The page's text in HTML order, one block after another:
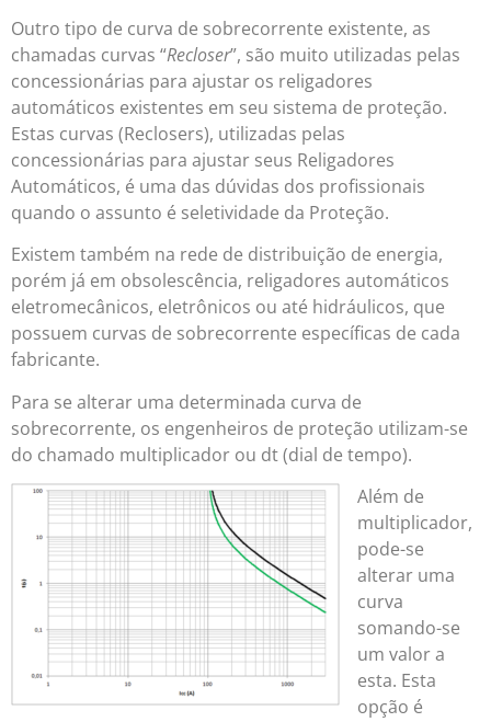
Outro tipo de curva de sobrecorrente existente, as
chamadas curvas “Recloser”, são muito utilizadas pelas
concessionárias para ajustar os religadores
automáticos existentes em seu sistema de proteção.
Estas curvas (Reclosers), utilizadas pelas
concessionárias para ajustar seus Religadores
Automáticos, é uma das dúvidas dos profissionais
quando o assunto é seletividade da Proteção.
Existem também na rede de distribuição de energia,
porém já em obsolescência, religadores automáticos
eletromecânicos, eletrônicos ou até hidráulicos, que
possuem curvas de sobrecorrente específicas de cada
fabricante.
Para se alterar uma determinada curva de
sobrecorrente, os engenheiros de proteção utilizam-se
do chamado multiplicador ou dt (dial de tempo).
Além de
multiplicador,
pode-se
alterar uma
curva
somando-se
um valor a
esta. Esta
opção é